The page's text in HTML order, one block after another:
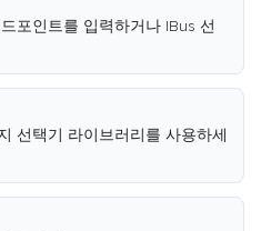
포인트를 입력하거나 IBus 선
선택기 라이브러리를 사용하세